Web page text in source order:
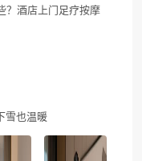
？酒店上门足疗按摩
雪也温暖